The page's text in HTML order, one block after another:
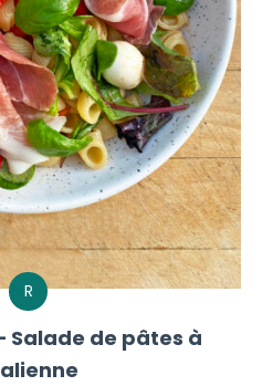
R
Salade de pâtes à